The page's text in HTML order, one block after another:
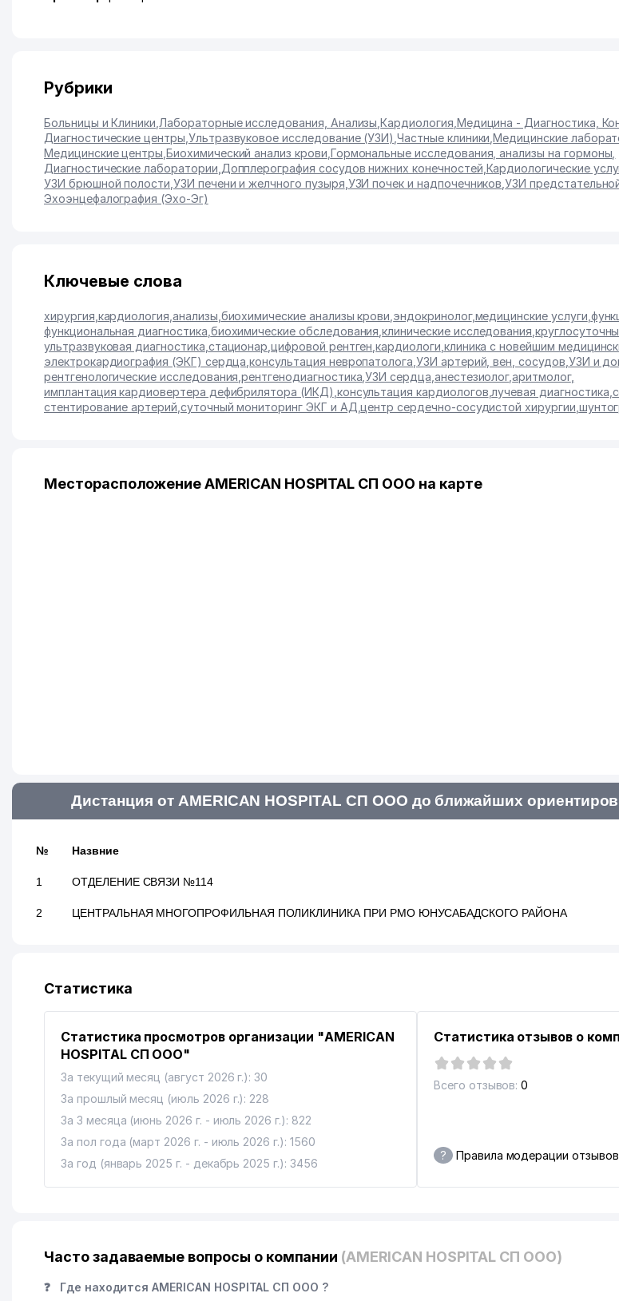
Рубрики
Больницы и Клиники Лабораторные исследования, Анализы ,Кардиология Медицина - Диагностика,
Диагностические центры Ультразвуковое исследование (УЗИ) ,Частные клиники ,Медицинские
Медицинские центры ,Биохимический анализ крови Гормональные исследования, анализы на гормоны
Диагностические лаборатории Допплерография сосудов нижних конечностей Кардиологические
УЗИ брюшной полости ,УЗИ печени и желчного пузыря УЗИ почек и надпочечников ,УЗИ
Эхоэнцефалография (Эхо-Эг)
Ключевые слова
хирургия кардиология анализы биохимические анализы крови эндокринолог,медицинские услуги
функциональная диагностика биохимические обследования ,клинические исследования ,
ультразвуковая диагностика стационар ,цифровой рентген ,кардиологи клиника с новейшим
электрокардиография (ЭКГ) сердца ,консультация невропатолога ,УЗИ артерий, вен, сосудов УЗИ и
рентгенологические исследования ,рентгенодиагностика ,УЗИ сердца анестезиолог,аритмолог,
имплантация кардиовертера дефибрилятора (ИКД) консультация кардиологов лучевая диагностика
стентирование артерий суточный мониторинг ЭКГ и АД ,центр сердечно-сосудистой хирургии
Месторасположение AMERICAN HOSPITAL СП ООО на карте
Дистанция от AMERICAN HOSPITAL СП ООО до ближайших
№ Назвние
1 ОТДЕЛЕНИЕ СВЯЗИ №114
2 ЦЕНТРАЛЬНАЯ МНОГОПРОФИЛЬНАЯ ПОЛИКЛИНИКА ПРИ РМО ЮНУСАБАДСКОГО РАЙОНА
Статистика
Статистика просмотров организации "AMERICAN
HOSPITAL СП ООО"
За текущий месяц (август 2026 г.): 30
За прошлый месяц (июль 2026 г.): 228
За 3 месяца (июнь 2026 г. - июль 2026 г.): 822
За пол года (март 2026 г. - июль 2026 г.): 1560
За год (январь 2025 г. - декабрь 2025 г.): 3456
Статистика отзывов о
Всего отзывов: 0
? Правила модерации отзывов
Часто задаваемые вопросы о компании (AMERICAN HOSPITAL СП ООО)
❓ Где находится AMERICAN HOSPITAL СП ООО ?